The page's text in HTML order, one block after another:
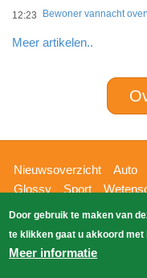
12:23
Meer artikelen..
Hoofdnavigatie
Nieuwsoverzicht Auto
Glossy
Sport
Bizzpress
Blik op 112
Zoeken
Door gebruik te maken van
te klikken gaat u akkoord
Meer informatie